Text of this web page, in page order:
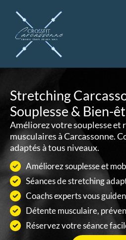
contenu
Stretching
Souplesse & Bien-
Améliorez votre souplesse et
musculaires à Carcassonne.
adaptés à tous niveaux.
Améliorez souplesse et
Séances de stretching
Coachs experts vous
Détente musculaire,
Réservez votre séance